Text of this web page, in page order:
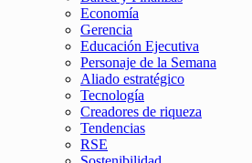
Economía
Gerencia
Educación Ejecutiva
Personaje de la Semana
Aliado estratégico
Tecnología
Creadores de riqueza
Tendencias
RSE